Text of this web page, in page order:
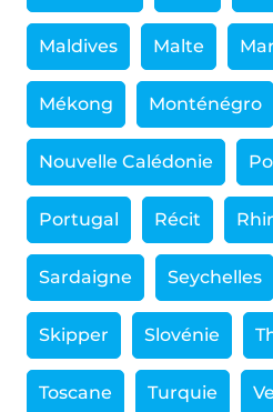
Maldives Malte
Mékong Monténégro
Nouvelle Calédonie
Portugal Récit
Sardaigne Seychelles
Skipper Slovénie
Toscane Turquie